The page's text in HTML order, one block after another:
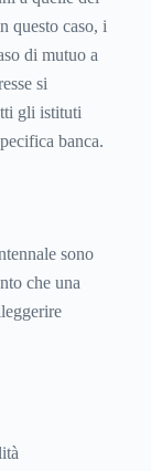
questo caso, i
di mutuo a
si
gli istituti
banca.
sono
che una